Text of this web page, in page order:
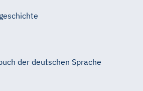
der deutschen Sprache